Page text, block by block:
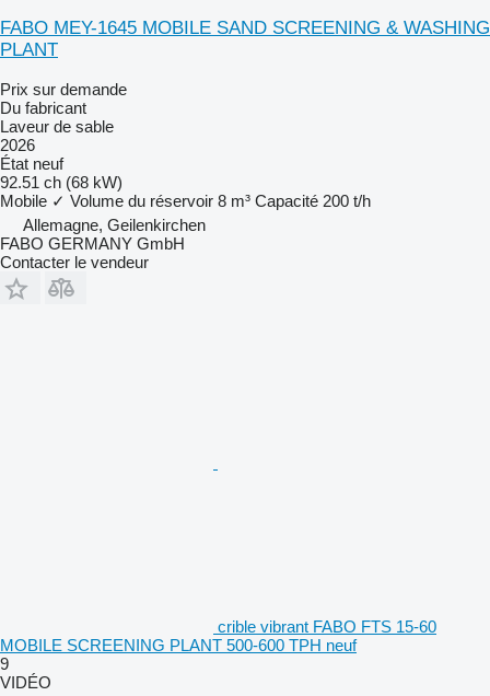
FABO MEY-1645 MOBILE SAND SCREENING & WASHING
PLANT
Prix sur demande
Du fabricant
Laveur de sable
2026
État neuf
92.51 ch (68 kW)
Mobile ✓ Volume du réservoir 8 m³ Capacité 200 t/h
Allemagne, Geilenkirchen
FABO GERMANY GmbH
Contacter le vendeur
crible vibrant FABO FTS 15-60
MOBILE SCREENING PLANT 500-600 TPH neuf
9
VIDÉO